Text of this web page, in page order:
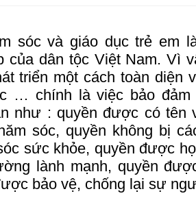
sóc và giáo dục trẻ em
của dân tộc Việt Nam. Vì
triển một cách toàn diện
… chính là việc bảo
như : quyền được có tên
sóc, quyền không bị
sức khỏe, quyền được
lành mạnh, quyền
bảo vệ, chống lại sự